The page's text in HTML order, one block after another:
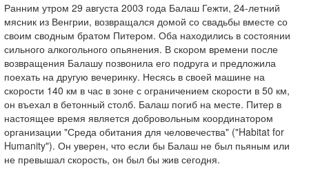
Ранним утром 29 августа 2003 года Балаш Гежти, 24-летний
мясник из Венгрии, возвращался домой со свадьбы вместе со
своим сводным братом Питером. Оба находились в состоянии
сильного алкогольного опьянения. В скором времени после
возвращения Балашу позвонила его подруга и предложила
поехать на другую вечеринку. Несясь в своей машине на
скорости 140 км в час в зоне с ограничением скорости в 50 км,
он въехал в бетонный столб. Балаш погиб на месте. Питер в
настоящее время является добровольным координатором
организации "Среда обитания для человечества" ("Habitat for
Humanity"). Он уверен, что если бы Балаш не был пьяным или
не превышал скорость, он был бы жив сегодня.